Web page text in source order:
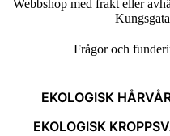
Webbshop med frakt eller
Frågor och
EKOLOGISK
EKOLOGISK